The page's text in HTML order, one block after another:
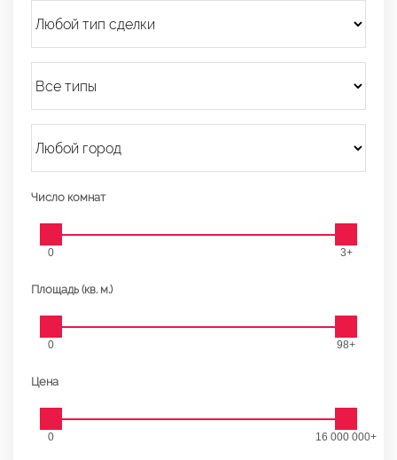
Число комнат
0 3+
Площадь (кв. м.)
0 98+
Цена
0 16 000 000+